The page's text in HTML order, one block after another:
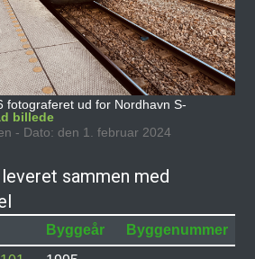
fotograferet ud for Nordhavn S-
billede
- Dato: den 1. februar 2024
sammen med
Byggeår Byggenummer